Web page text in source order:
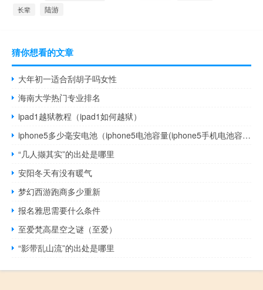
长辈 陆游
猜你想看的文章
大年初一适合刮胡子吗女性
海南大学热门专业排名
ipad1越狱教程（ipad1如何越狱）
iphone5多少毫安电池（iphone5电池容量(iphone5手机电池容量)）
“几人撷其实”的出处是哪里
安阳冬天有没有暖气
梦幻西游跑商多少重新
报名雅思需要什么条件
至爱梵高星空之谜（至爱）
“影带乱山流”的出处是哪里